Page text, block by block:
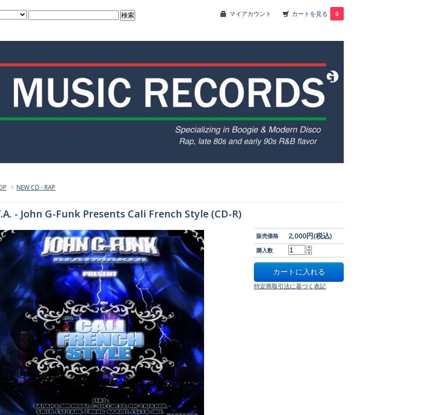
マイアカウント カートを見る 0
> NEW CD - RAP
- John G-Funk Presents Cali French Style (CD-R)
販売価格 2,000円(税込)
購入数
特定商取引法に基づく表記